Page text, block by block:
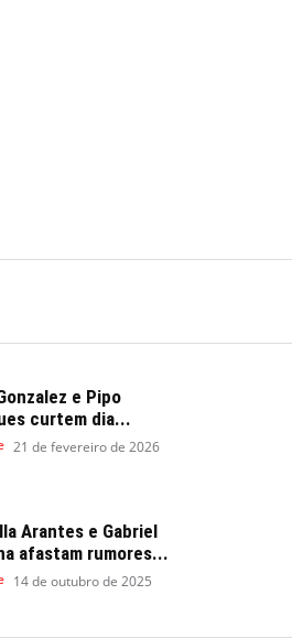
e Pipo
curtem dia...
21 de fevereiro de 2026
Arantes e Gabriel
afastam rumores...
14 de outubro de 2025